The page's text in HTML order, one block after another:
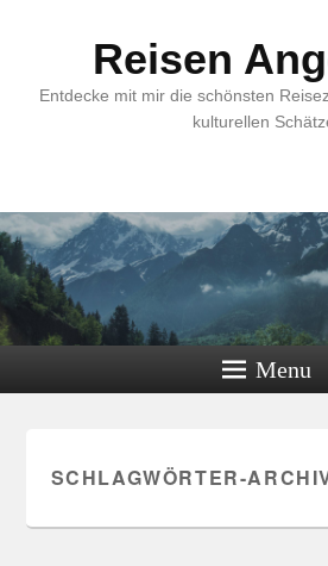
Reisen
Entdecke mit mir die schönsten
kulturellen
Menu
SCHLAGWÖRTER-